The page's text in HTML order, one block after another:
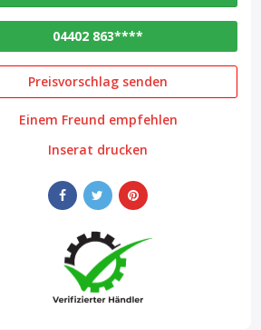
04402 863****
Preisvorschlag senden
Einem Freund empfehlen
Inserat drucken